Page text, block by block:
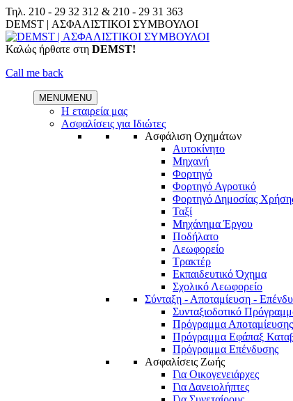
Skip
to
content
Τηλ. 210 - 29 32 312 & 210 - 29 31 363
Facebook
Linkedin
DEMST | ΑΣΦΑΛΙΣΤΙΚΟΙ ΣΥΜΒΟΥΛΟΙ
Καλώς ήρθατε στη DEMST!
Call me back
MENUMENU
Η εταιρεία μας
Ασφαλίσεις για Ιδιώτες
Ασφάλιση Οχημάτων
Αυτοκίνητο
Μηχανή
Φορτηγό
Φορτηγό Αγροτικό
Φορτηγό Δημοσίας
Ταξί
Μηχάνημα Έργου
Ποδήλατο
Λεωφορείο
Τρακτέρ
Εκπαιδευτικό Όχημα
Σχολικό Λεωφορείο
Σύνταξη - Αποταμίευση -
Συνταξιοδοτικό
Πρόγραμμα Αποταμίευσης
Πρόγραμμα Εφάπαξ
Πρόγραμμα Επένδυσης
Ασφαλίσεις Ζωής
Για Οικογενειάρχες
Για Δανειολήπτες